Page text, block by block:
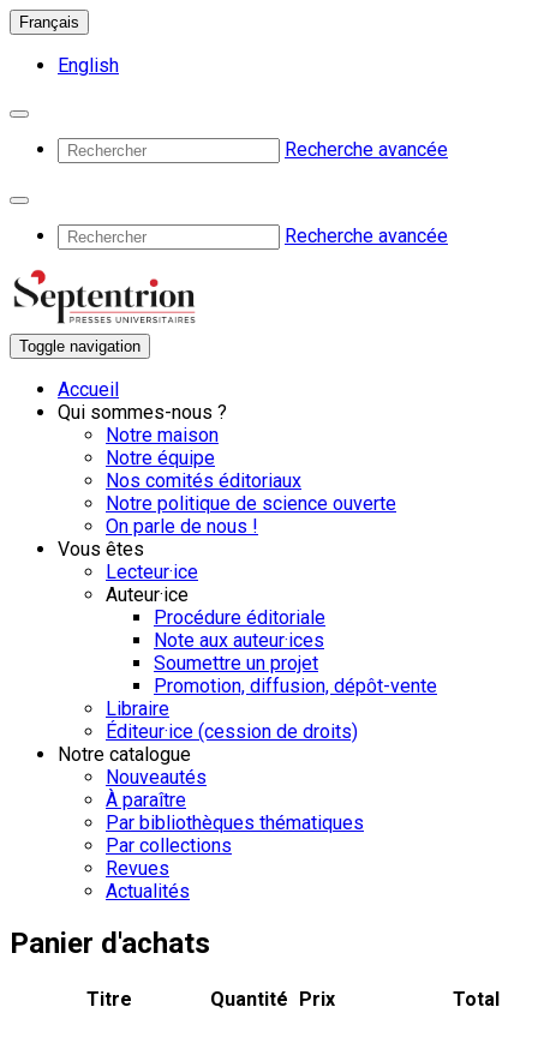
Français
English
Recherche avancée
Recherche avancée
Toggle navigation
Accueil
Qui sommes-nous ?
Notre maison
Notre équipe
Nos comités éditoriaux
Notre politique de science ouverte
On parle de nous !
Vous êtes
Lecteur·ice
Auteur·ice
Procédure éditoriale
Note aux auteur·ices
Soumettre un projet
Promotion, diffusion, dépôt-vente
Libraire
Éditeur·ice (cession de droits)
Notre catalogue
Nouveautés
À paraître
Par bibliothèques thématiques
Par collections
Revues
Actualités
Panier d'achats
Titre Quantité Prix Total